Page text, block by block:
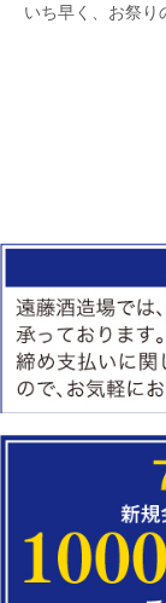
いち早く、お祭り